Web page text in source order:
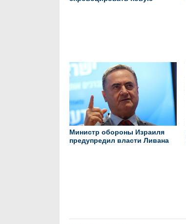
Министр обороны Израиля
предупредил власти Ливана